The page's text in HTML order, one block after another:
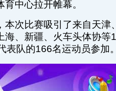
中心拉开帷幕。
次比赛吸引了来自天津
海、新疆、火车头体协等
表队的166名运动员参加